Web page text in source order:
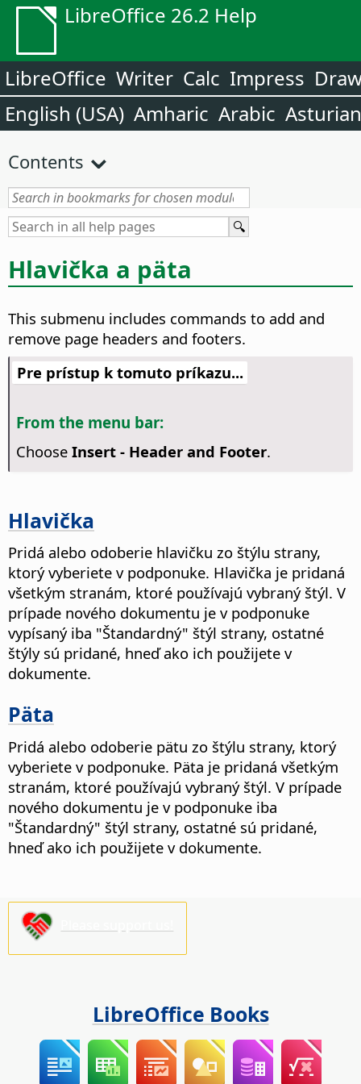
LibreOffice 26.2 Help
LibreOffice Writer Calc Impress
English (USA) Amharic Arabic Asturian
Contents
Hlavička a päta
This submenu includes commands to add and
remove page headers and footers.
Pre prístup k tomuto príkazu...
From the menu bar:
Choose Insert - Header and Footer.
Hlavička
Pridá alebo odoberie hlavičku zo štýlu strany,
ktorý vyberiete v podponuke. Hlavička je pridaná
všetkým stranám, ktoré používajú vybraný štýl. V
prípade nového dokumentu je v podponuke
vypísaný iba "Štandardný" štýl strany, ostatné
štýly sú pridané, hneď ako ich použijete v
dokumente.
Päta
Pridá alebo odoberie pätu zo štýlu strany, ktorý
vyberiete v podponuke. Päta je pridaná všetkým
stranám, ktoré používajú vybraný štýl. V prípade
nového dokumentu je v podponuke iba
"Štandardný" štýl strany, ostatné sú pridané,
hneď ako ich použijete v dokumente.
LibreOffice Books